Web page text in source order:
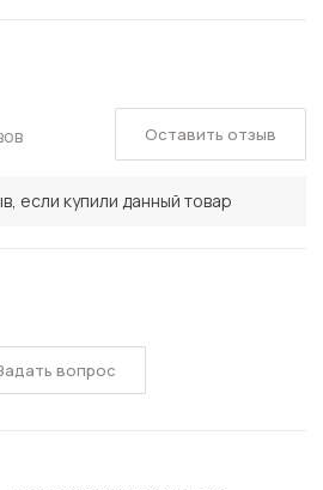
если купили данный товар
Оставить отзыв
вопрос